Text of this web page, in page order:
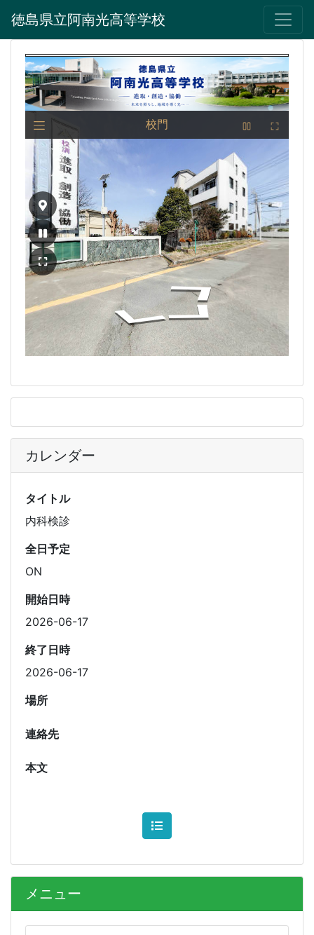
徳島県立阿南光高等学校
メニュー
カレンダー
タイトル
内科検診
全日予定
ON
開始日時
2026-06-17
終了日時
2026-06-17
場所
連絡先
本文